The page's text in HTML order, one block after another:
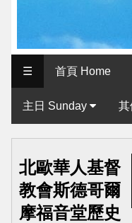
Historical
User
Interface
歐
華
人
基
☰ 首頁 Home
主日 Sunday 其
北歐華人基督
教會斯德哥爾
摩福音堂歷史